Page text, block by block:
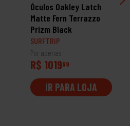
Óculos Oakley Latch
Matte Fern Terrazzo
Prizm Black
SURFTRIP
Por apenas
R$ 101999
IR PARA LOJA